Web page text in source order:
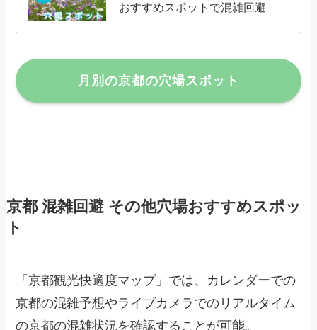
おすすめスポットで混雑回避
月別の京都の穴場スポット
京都 混雑回避 その他穴場おすすめスポッ
ト
「京都観光快適度マップ」では、カレンダーでの
京都の混雑予想やライブカメラでのリアルタイム
の京都の混雑状況を確認することが可能。